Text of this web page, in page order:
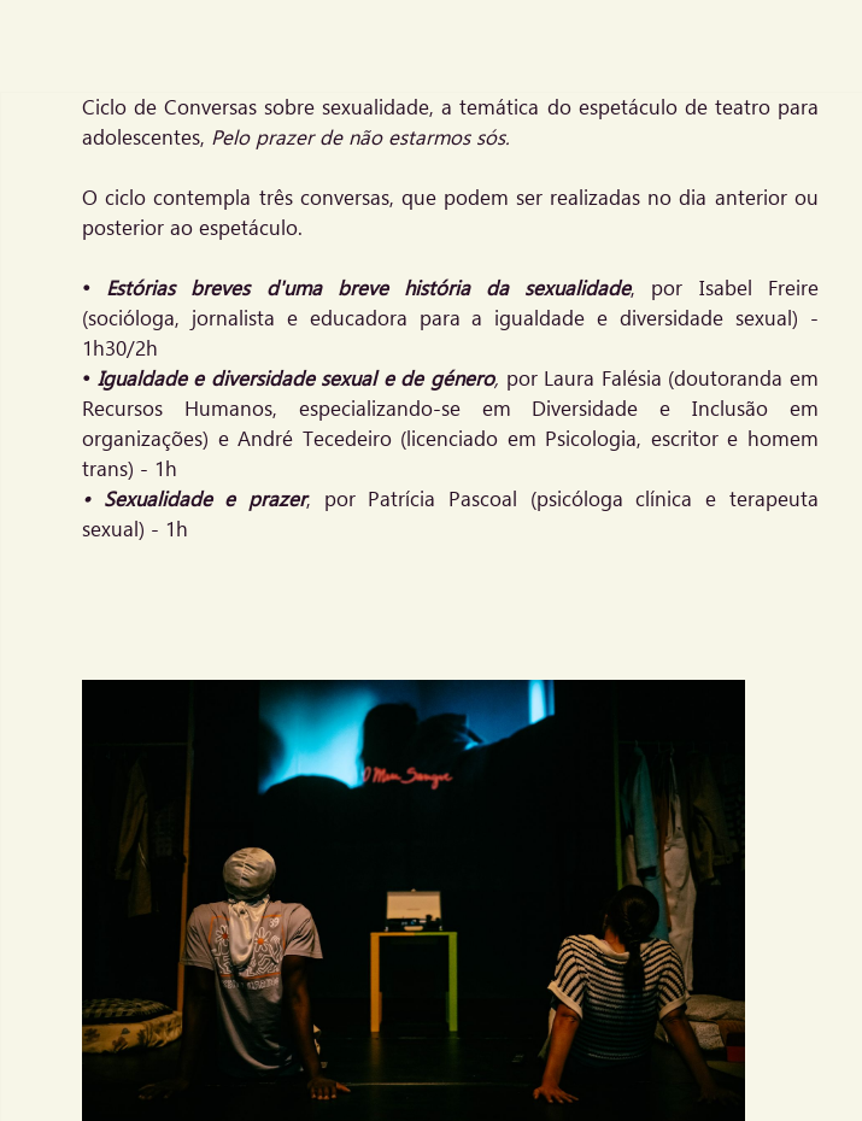
Ciclo de Conversas sobre sexualidade, a temática do espetáculo de teatro para
adolescentes, Pelo prazer de não estarmos sós.
O ciclo contempla três conversas, que podem ser realizadas no dia anterior ou
posterior ao espetáculo.
• Estórias breves d'uma breve história da sexualidade, por Isabel Freire
(socióloga, jornalista e educadora para a igualdade e diversidade sexual) -
1h30/2h
• Igualdade e diversidade sexual e de género, por Laura Falésia (doutoranda em
Recursos Humanos, especializando-se em Diversidade e Inclusão em
organizações) e André Tecedeiro (licenciado em Psicologia, escritor e homem
trans) - 1h
• Sexualidade e prazer, por Patrícia Pascoal
(psicóloga clínica e terapeuta
sexual) - 1h